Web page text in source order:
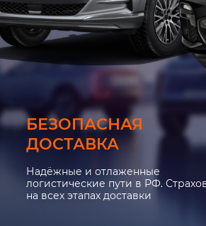
БЕЗОПАСНАЯ
ДОСТАВКА
Надёжные и отлаженные
логистические пути в РФ.
на всех этапах доставки